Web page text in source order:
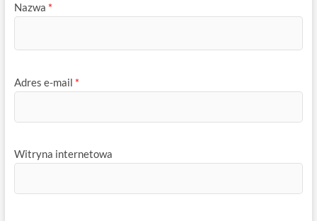
Nazwa *
Adres e-mail *
Witryna internetowa